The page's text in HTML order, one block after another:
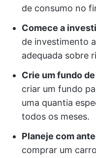
de consumo no
Comece a
de investimento
adequada sobre
Crie um fundo
criar um fundo
uma quantia
todos os meses.
Planeje com
comprar um